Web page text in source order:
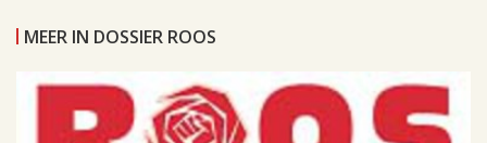
MEER IN DOSSIER ROOS